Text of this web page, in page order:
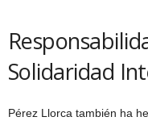
Solidaridad
Pérez Llorca también ha